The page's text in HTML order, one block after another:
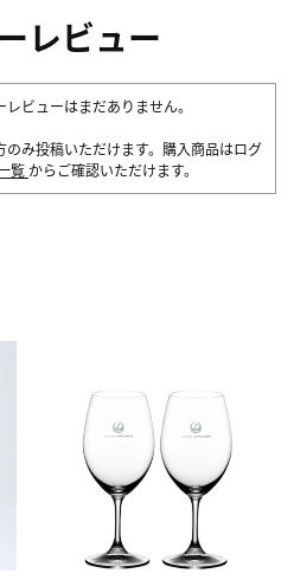
レビュー
ビューはまだありません。
み投稿いただけます。購入商品はログ
覧 からご確認いただけます。